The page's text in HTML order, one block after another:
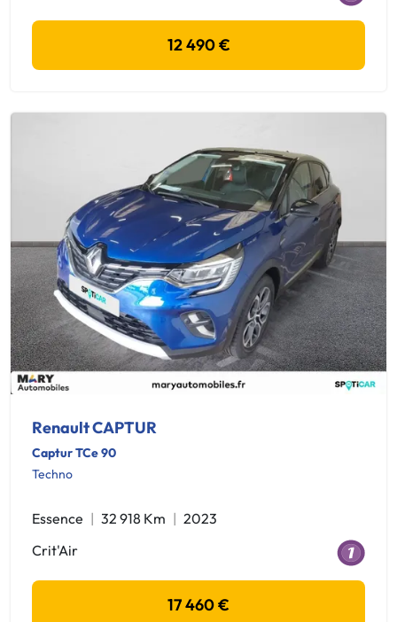
12 490 €
Renault CAPTUR
Captur TCe 90
Techno
Essence 32 918 Km
2023
Crit'Air
17 460 €